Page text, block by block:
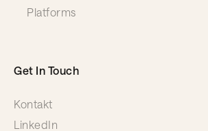
Platforms
Get In Touch
Kontakt
LinkedIn